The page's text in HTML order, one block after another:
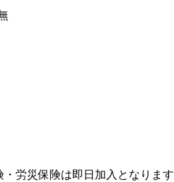
労災保険は即日加入となります